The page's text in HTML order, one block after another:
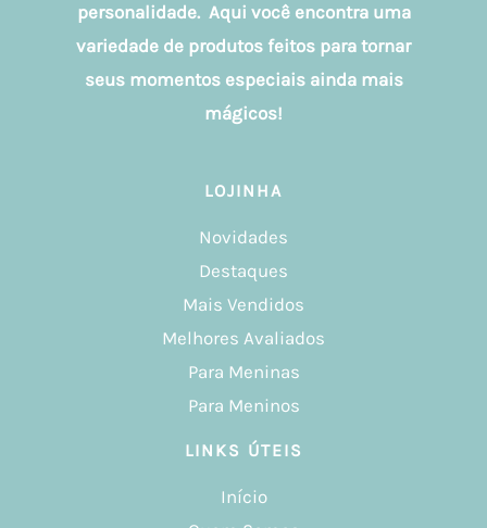
personalidade. Aqui você encontra uma
variedade de produtos feitos para tornar
seus momentos especiais ainda mais
mágicos!
LOJINHA
Novidades
Destaques
Mais Vendidos
Melhores Avaliados
Para Meninas
Para Meninos
LINKS ÚTEIS
Início